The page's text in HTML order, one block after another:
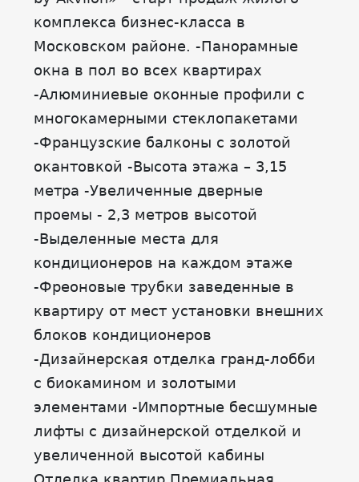
комплекса бизнес-класса в
Московском районе. -Панорамные
окна в пол во всех квартирах
-Алюминиевые оконные профили с
многокамерными стеклопакетами
-Французские балконы с золотой
окантовкой -Высота этажа – 3,15
метра -Увеличенные дверные
проемы - 2,3 метров высотой
-Выделенные места для
кондиционеров на каждом этаже
-Фреоновые трубки заведенные в
квартиру от мест установки внешних
блоков кондиционеров
-Дизайнерская отделка гранд-лобби
с биокамином и золотыми
элементами -Импортные бесшумные
лифты с дизайнерской отделкой и
увеличенной высотой кабины